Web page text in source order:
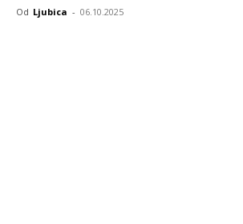
Od Ljubica - 06.10.2025